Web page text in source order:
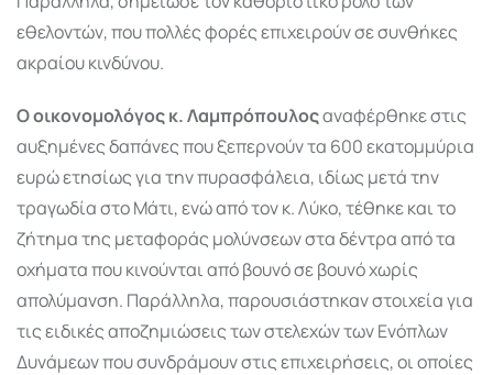
εθελοντών, που πολλές φορές επιχειρούν σε συνθήκες
ακραίου κινδύνου.
Ο οικονομολόγος κ. Λαμπρόπουλοςαναφέρθηκε στις
αυξημένες δαπάνες που ξεπερνούν τα 600 εκατομμύρια
ευρώ ετησίως για την πυρασφάλεια, ιδίως μετά την
τραγωδία στο Μάτι, ενώ από τον κ. Λύκο, τέθηκε και το
ζήτημα της μεταφοράς μολύνσεων στα δέντρα από τα
οχήματα που κινούνται από βουνό σε βουνό χωρίς
απολύμανση. Παράλληλα, παρουσιάστηκαν στοιχεία για
τις ειδικές αποζημιώσεις των στελεχών των Ενόπλων
Δυνάμεων που συνδράμουν στις επιχειρήσεις, οι οποίες